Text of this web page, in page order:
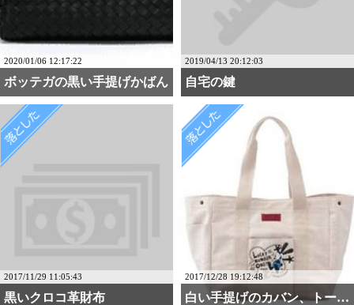
2020/01/06 12:17:22
ボッテガの黒い手提げかばん
2019/04/13 20:12:03
自宅の鍵
2017/11/29 11:05:43
黒いクロコ革財布
2017/12/28 19:12:48
白い手提げのカバン、トー・・・